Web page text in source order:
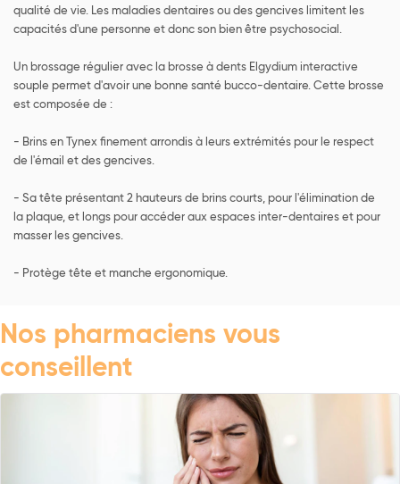
qualité de vie. Les maladies dentaires ou des gencives limitent les
capacités d'une personne et donc son bien être psychosocial.
Un brossage régulier avec la brosse à dents Elgydium interactive
souple permet d'avoir une bonne santé bucco-dentaire. Cette brosse
est composée de :
- Brins en Tynex finement arrondis à leurs extrémités pour le respect
de l'émail et des gencives.
- Sa tête présentant 2 hauteurs de brins courts, pour l'élimination de
la plaque, et longs pour accéder aux espaces inter-dentaires et pour
masser les gencives.
- Protège tête et manche ergonomique.
Nos pharmaciens vous
conseillent